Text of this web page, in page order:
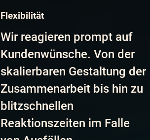
Flexibilität
Wir reagieren prompt auf
Kundenwünsche. Von der
skalierbaren Gestaltung der
Zusammenarbeit bis hin zu
blitzschnellen
Reaktionszeiten im Falle